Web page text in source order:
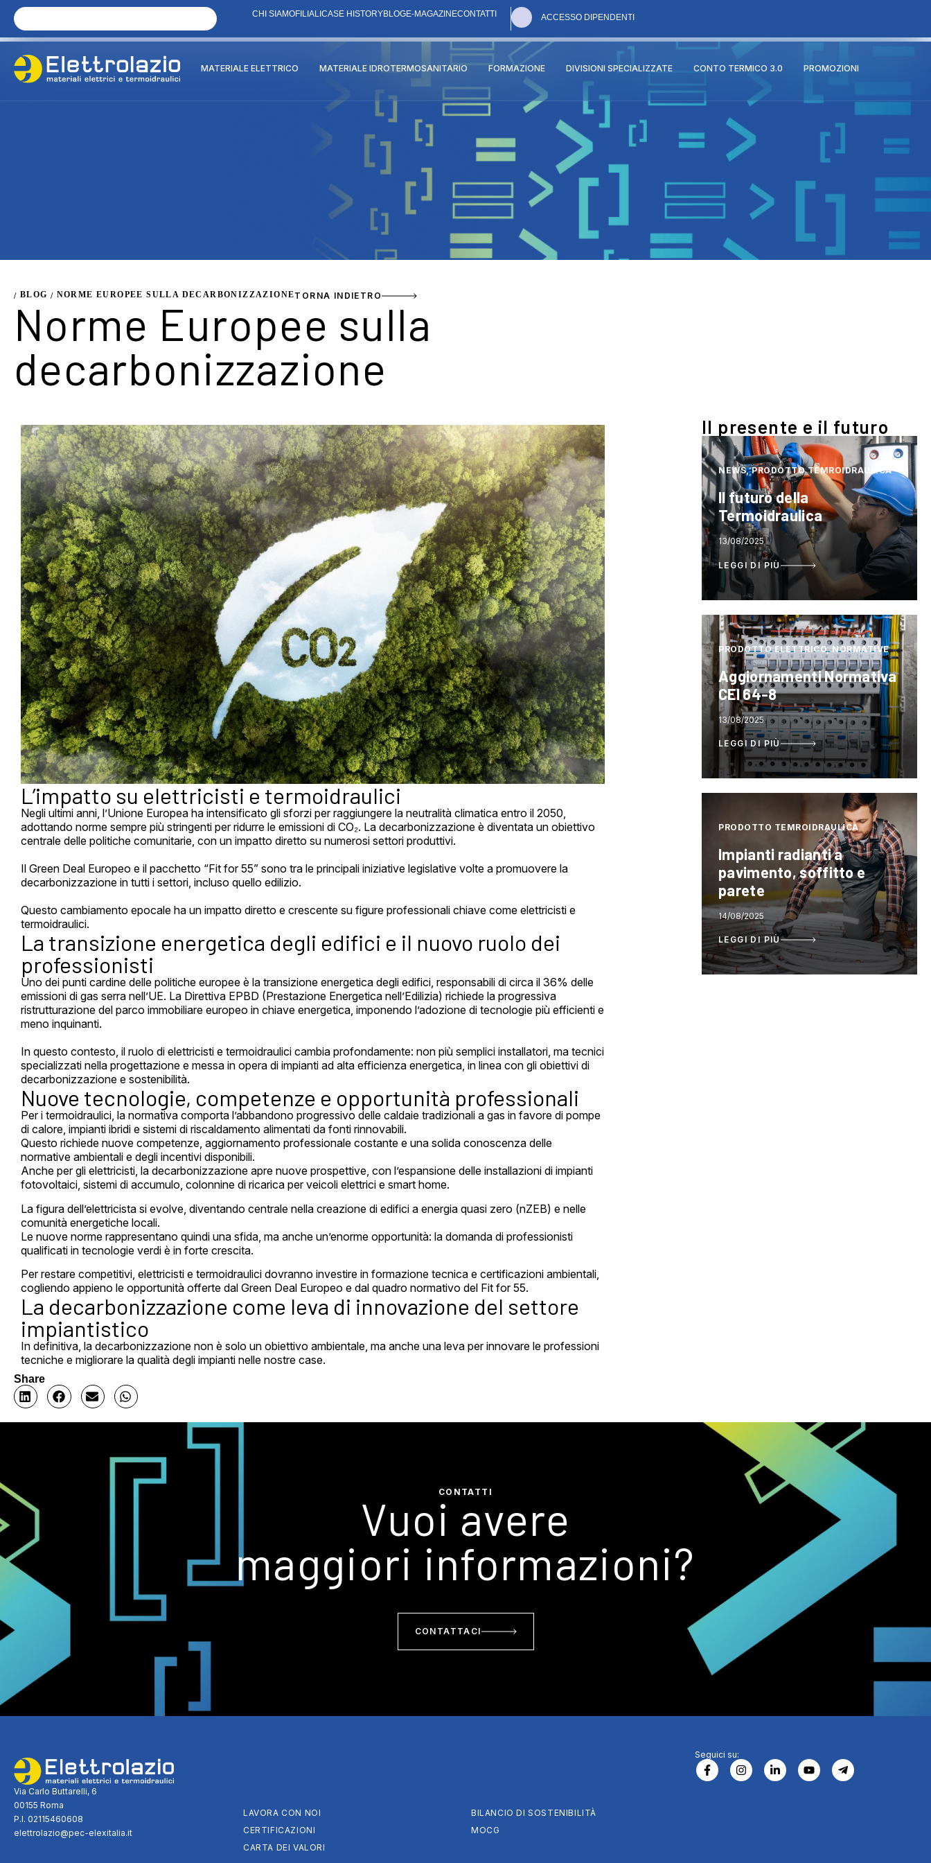
CHI SIAMOFILIALICASE HISTORYBLOGE-MAGAZINECONTATTI ACCESSO DIPENDENTI
MATERIALE ELETTRICO MATERIALE IDROTERMOSANITARIO FORMAZIONE DIVISIONI SPECIALIZZATE CONTO TERMICO 3.0 PROMOZIONI
/ BLOG / NORME EUROPEE SULLA DECARBONIZZAZIONETORNA INDIETRO
Norme Europee sulla
decarbonizzazione
L’impatto su elettricisti e termoidraulici
Negli ultimi anni, l’Unione Europea ha intensificato gli sforzi per raggiungere la neutralità climatica entro il 2050,
adottando norme sempre più stringenti per ridurre le emissioni di CO₂. La decarbonizzazione è diventata un obiettivo
centrale delle politiche comunitarie, con un impatto diretto su numerosi settori produttivi.
Il Green Deal Europeo e il pacchetto “Fit for 55” sono tra le principali iniziative legislative volte a promuovere la
decarbonizzazione in tutti i settori, incluso quello edilizio.
Questo cambiamento epocale ha un impatto diretto e crescente su figure professionali chiave come elettricisti e
termoidraulici.
La transizione energetica degli edifici e il nuovo ruolo dei
professionisti
Uno dei punti cardine delle politiche europee è la transizione energetica degli edifici, responsabili di circa il 36% delle
emissioni di gas serra nell’UE. La Direttiva EPBD (Prestazione Energetica nell’Edilizia) richiede la progressiva
ristrutturazione del parco immobiliare europeo in chiave energetica, imponendo l’adozione di tecnologie più efficienti e
meno inquinanti.
In questo contesto, il ruolo di elettricisti e termoidraulici cambia profondamente: non più semplici installatori, ma tecnici
specializzati nella progettazione e messa in opera di impianti ad alta efficienza energetica, in linea con gli obiettivi di
decarbonizzazione e sostenibilità.
Nuove tecnologie, competenze e opportunità professionali
Per i termoidraulici, la normativa comporta l’abbandono progressivo delle caldaie tradizionali a gas in favore di pompe
di calore, impianti ibridi e sistemi di riscaldamento alimentati da fonti rinnovabili.
Questo richiede nuove competenze, aggiornamento professionale costante e una solida conoscenza delle
normative ambientali e degli incentivi disponibili.
Anche per gli elettricisti, la decarbonizzazione apre nuove prospettive, con l’espansione delle installazioni di impianti
fotovoltaici, sistemi di accumulo, colonnine di ricarica per veicoli elettrici e smart home.
La figura dell’elettricista si evolve, diventando centrale nella creazione di edifici a energia quasi zero (nZEB) e nelle
comunità energetiche locali.
Le nuove norme rappresentano quindi una sfida, ma anche un’enorme opportunità: la domanda di professionisti
qualificati in tecnologie verdi è in forte crescita.
Per restare competitivi, elettricisti e termoidraulici dovranno investire in formazione tecnica e certificazioni ambientali,
cogliendo appieno le opportunità offerte dal Green Deal Europeo e dal quadro normativo del Fit for 55.
La decarbonizzazione come leva di innovazione del settore
impiantistico
In definitiva, la decarbonizzazione non è solo un obiettivo ambientale, ma anche una leva per innovare le professioni
tecniche e migliorare la qualità degli impianti nelle nostre case.
Share
Il presente e il futuro
NEWS, PRODOTTO TEMROIDRAULICA
Il futuro della
Termoidraulica
13/08/2025
LEGGI DI PIÙ
PRODOTTO ELETTRICO, NORMATIVE
Aggiornamenti Normativa
CEI 64-8
13/08/2025
LEGGI DI PIÙ
PRODOTTO TEMROIDRAULICA
Impianti radianti a
pavimento, soffitto e
parete
14/08/2025
LEGGI DI PIÙ
CONTATTI
Vuoi avere
maggiori informazioni?
CONTATTACI
Via Carlo Buttarelli, 6
00155 Roma
P.I. 02115460608
elettrolazio@pec-elexitalia.it
LAVORA CON NOI
CERTIFICAZIONI
CARTA DEI VALORI
BILANCIO DI SOSTENIBILITÀ
MOCG
Seguici su: